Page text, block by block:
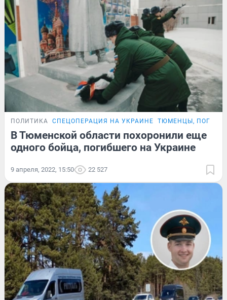
ПОЛИТИКА СПЕЦОПЕРАЦИЯ НА УКРАИНЕ ТЮМЕНЦЫ,
В Тюменской области похоронили еще
одного бойца, погибшего на Украине
9 апреля, 2022, 15:50 22 527